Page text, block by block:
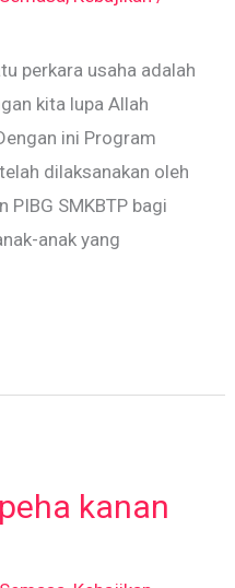
perkara usaha adalah
kita lupa Allah
ini Program
dilaksanakan oleh
PIBG SMKBTP bagi
anak yang
kanan